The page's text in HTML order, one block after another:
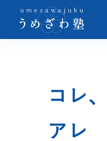
コレ
アレ